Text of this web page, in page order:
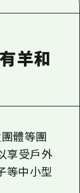
羊和
體等團
享受戶外
等中小型